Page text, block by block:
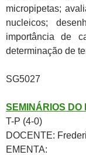
micropipetas;
nucleicos;
importância de
determinação de
SG5027
SEMINÁRIOS DO
T-P (4-0)
DOCENTE:
EMENTA: